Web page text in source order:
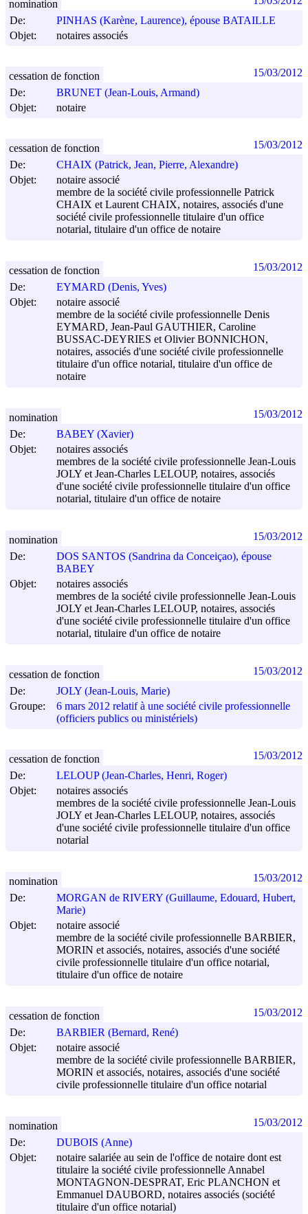
De:
PINHAS (Karène, Laurence), épouse BATAILLE
Objet:
notaires associés
nomination
De:
BRUNET (Jean-Louis, Armand)
Objet:
notaire
cessation de fonction 15/03/2012
De:
CHAIX (Patrick, Jean, Pierre, Alexandre)
Objet:
notaire associé
membre de la société civile professionnelle Patrick
CHAIX et Laurent CHAIX, notaires, associés d'une
société civile professionnelle titulaire d'un office
notarial, titulaire d'un office de notaire
cessation de fonction 15/03/2012
De:
EYMARD (Denis, Yves)
Objet:
notaire associé
membre de la société civile professionnelle Denis
EYMARD, Jean-Paul GAUTHIER, Caroline
BUSSAC-DEYRIES et Olivier BONNICHON,
notaires, associés d'une société civile professionnelle
titulaire d'un office notarial, titulaire d'un office de
notaire
cessation de fonction 15/03/2012
De:
BABEY (Xavier)
Objet:
notaires associés
membres de la société civile professionnelle Jean-Louis
JOLY et Jean-Charles LELOUP, notaires, associés
d'une société civile professionnelle titulaire d'un office
notarial, titulaire d'un office de notaire
nomination 15/03/2012
De:
DOS SANTOS (Sandrina da Conceiçao), épouse
BABEY
Objet:
notaires associés
membres de la société civile professionnelle Jean-Louis
JOLY et Jean-Charles LELOUP, notaires, associés
d'une société civile professionnelle titulaire d'un office
notarial, titulaire d'un office de notaire
nomination 15/03/2012
De:
JOLY (Jean-Louis, Marie)
Groupe:
6 mars 2012 relatif à une société civile professionnelle
(officiers publics ou ministériels)
cessation de fonction 15/03/2012
De:
LELOUP (Jean-Charles, Henri, Roger)
Objet:
notaires associés
membres de la société civile professionnelle Jean-Louis
JOLY et Jean-Charles LELOUP, notaires, associés
d'une société civile professionnelle titulaire d'un office
notarial
cessation de fonction 15/03/2012
De:
MORGAN de RIVERY (Guillaume, Edouard, Hubert,
Marie)
Objet:
notaire associé
membre de la société civile professionnelle BARBIER,
MORIN et associés, notaires, associés d'une société
civile professionnelle titulaire d'un office notarial,
titulaire d'un office de notaire
nomination 15/03/2012
De:
BARBIER (Bernard, René)
Objet:
notaire associé
membre de la société civile professionnelle BARBIER,
MORIN et associés, notaires, associés d'une société
civile professionnelle titulaire d'un office notarial
cessation de fonction 15/03/2012
De:
DUBOIS (Anne)
Objet:
notaire salariée au sein de l'office de notaire dont est
titulaire la société civile professionnelle Annabel
MONTAGNON-DESPRAT, Eric PLANCHON et
Emmanuel DAUBORD, notaires associés (société
titulaire d'un office notarial)
nomination 15/03/2012